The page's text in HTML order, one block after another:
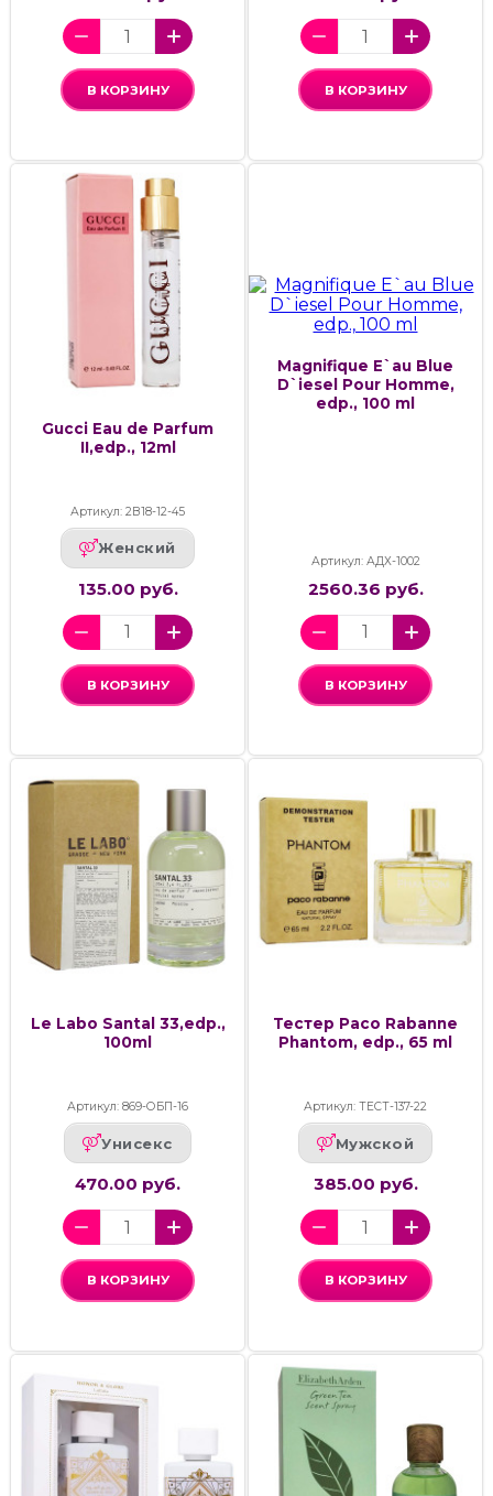
В КОРЗИНУ В КОРЗИНУ
Gucci Eau de Parfum
II,edp., 12ml
Артикул: 2В18-12-45
Женский
135.00 руб.
В КОРЗИНУ
Magnifique E`au Blue
D`iesel Pour Homme,
edp., 100 ml
Артикул: АДХ-1002
2560.36 руб.
В КОРЗИНУ
Le Labo Santal 33,edp.,
100ml
Артикул: 869-ОБП-16
Унисекс
470.00 руб.
В КОРЗИНУ
Тестер Paco Rabanne
Phantom, edp., 65 ml
Артикул: ТЕСТ-137-22
Мужской
385.00 руб.
В КОРЗИНУ